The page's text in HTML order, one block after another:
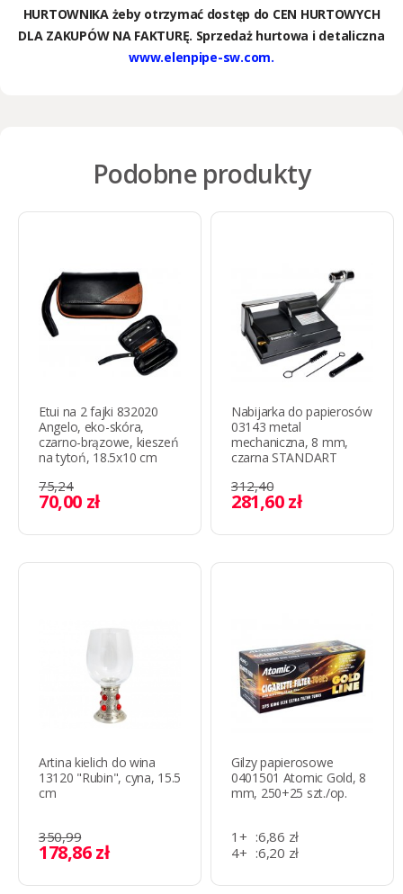
HURTOWNIKA żeby otrzymać dostęp do CEN HURTOWYCH
DLA ZAKUPÓW NA FAKTURĘ. Sprzedaż hurtowa i detaliczna
www.elenpipe-sw.com.
Podobne produkty
Etui na 2 fajki 832020
Angelo, eko-skóra,
czarno-brązowe, kieszeń
na tytoń, 18.5x10 cm
75,24
70,00 zł
Nabijarka do papierosów
03143 metal
mechaniczna, 8 mm,
czarna STANDART
312,40
281,60 zł
Artina kielich do wina
13120 "Rubin", cyna, 15.5
cm
350,99
178,86 zł
Gilzy papierosowe
0401501 Atomic Gold, 8
mm, 250+25 szt./op.
1+ :6,86 zł
4+ :6,20 zł